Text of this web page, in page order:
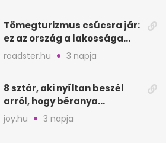
Tömegturizmus csúcsra jár:
ez az ország a lakossága
kétszeresét fogadja
roadster.hu 3 napja
8 sztár, aki nyíltan beszél
arról, hogy béranya
segítette a családalapítást
joy.hu 3 napja